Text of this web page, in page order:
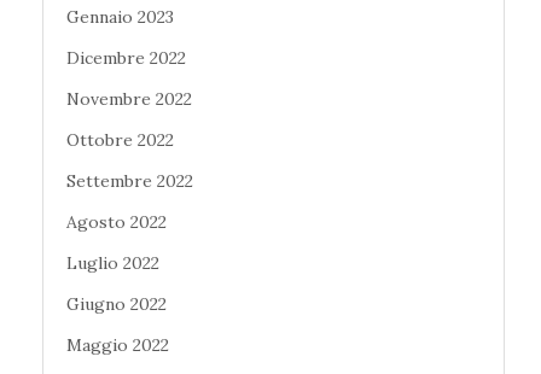
Gennaio 2023
Dicembre 2022
Novembre 2022
Ottobre 2022
Settembre 2022
Agosto 2022
Luglio 2022
Giugno 2022
Maggio 2022